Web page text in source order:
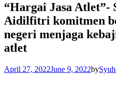
“Hargai Jasa Atlet”-
Aidilfitri komitmen
negeri menjaga
atlet
April 27, 2022June 9, 2022by